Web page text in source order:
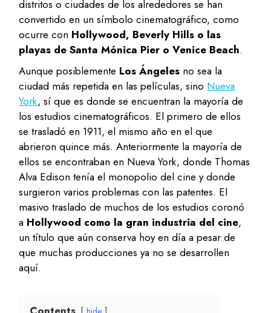
distritos o ciudades de los alrededores se han
convertido en un símbolo cinematográfico, como
ocurre con Hollywood, Beverly Hills o las
playas de Santa Mónica Pier o Venice Beach.
Aunque posiblemente Los Ángeles no sea la
ciudad más repetida en las películas, sino Nueva
York, sí que es donde se encuentran la mayoría de
los estudios cinematográficos. El primero de ellos
se trasladó en 1911, el mismo año en el que
abrieron quince más. Anteriormente la mayoría de
ellos se encontraban en Nueva York, donde Thomas
Alva Edison tenía el monopolio del cine y donde
surgieron varios problemas con las patentes. El
masivo traslado de muchos de los estudios coronó
a Hollywood como la gran industria del cine,
un título que aún conserva hoy en día a pesar de
que muchas producciones ya no se desarrollen
aquí.